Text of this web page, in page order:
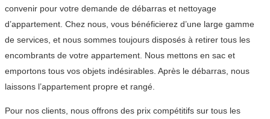
convenir pour votre demande de débarras et nettoyage
d’appartement. Chez nous, vous bénéficierez d’une large gamme
de services, et nous sommes toujours disposés à retirer tous les
encombrants de votre appartement. Nous mettons en sac et
emportons tous vos objets indésirables. Après le débarras, nous
laissons l’appartement propre et rangé.
Pour nos clients, nous offrons des prix compétitifs sur tous les